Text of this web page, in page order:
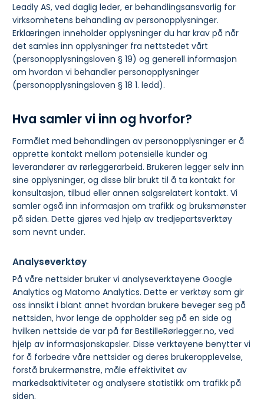
Leadly AS, ved daglig leder, er behandlingsansvarlig for
virksomhetens behandling av personopplysninger.
Erklæringen inneholder opplysninger du har krav på når
det samles inn opplysninger fra nettstedet vårt
(personopplysningsloven § 19) og generell informasjon
om hvordan vi behandler personopplysninger
(personopplysningsloven § 18 1. ledd).
Hva samler vi inn og hvorfor?
Formålet med behandlingen av personopplysninger er å
opprette kontakt mellom potensielle kunder og
leverandører av rørleggerarbeid. Brukeren legger selv inn
sine opplysninger, og disse blir brukt til å ta kontakt for
konsultasjon, tilbud eller annen salgsrelatert kontakt. Vi
samler også inn informasjon om trafikk og bruksmønster
på siden. Dette gjøres ved hjelp av tredjepartsverktøy
som nevnt under.
Analyseverktøy
På våre nettsider bruker vi analyseverktøyene Google
Analytics og Matomo Analytics. Dette er verktøy som gir
oss innsikt i blant annet hvordan brukere beveger seg på
nettsiden, hvor lenge de oppholder seg på en side og
hvilken nettside de var på før BestilleRørlegger.no, ved
hjelp av informasjonskapsler. Disse verktøyene benytter vi
for å forbedre våre nettsider og deres brukeropplevelse,
forstå brukermønstre, måle effektivitet av
markedsaktiviteter og analysere statistikk om trafikk på
siden.